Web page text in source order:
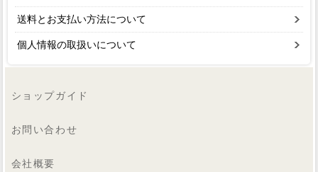
送料とお支払い方法について
個人情報の取扱いについて
ショップガイド
お問い合わせ
会社概要